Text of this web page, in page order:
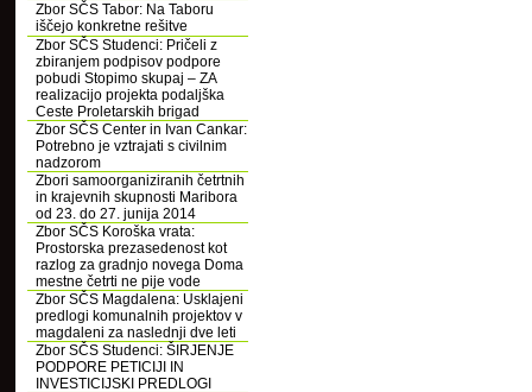
Zbor SČS Tabor: Na Taboru
iščejo konkretne rešitve
Zbor SČS Studenci: Pričeli z
zbiranjem podpisov podpore
pobudi Stopimo skupaj – ZA
realizacijo projekta podaljška
Ceste Proletarskih brigad
Zbor SČS Center in Ivan Cankar:
Potrebno je vztrajati s civilnim
nadzorom
Zbori samoorganiziranih četrtnih
in krajevnih skupnosti Maribora
od 23. do 27. junija 2014
Zbor SČS Koroška vrata:
Prostorska prezasedenost kot
razlog za gradnjo novega Doma
mestne četrti ne pije vode
Zbor SČS Magdalena: Usklajeni
predlogi komunalnih projektov v
magdaleni za naslednji dve leti
Zbor SČS Studenci: ŠIRJENJE
PODPORE PETICIJI IN
INVESTICIJSKI PREDLOGI